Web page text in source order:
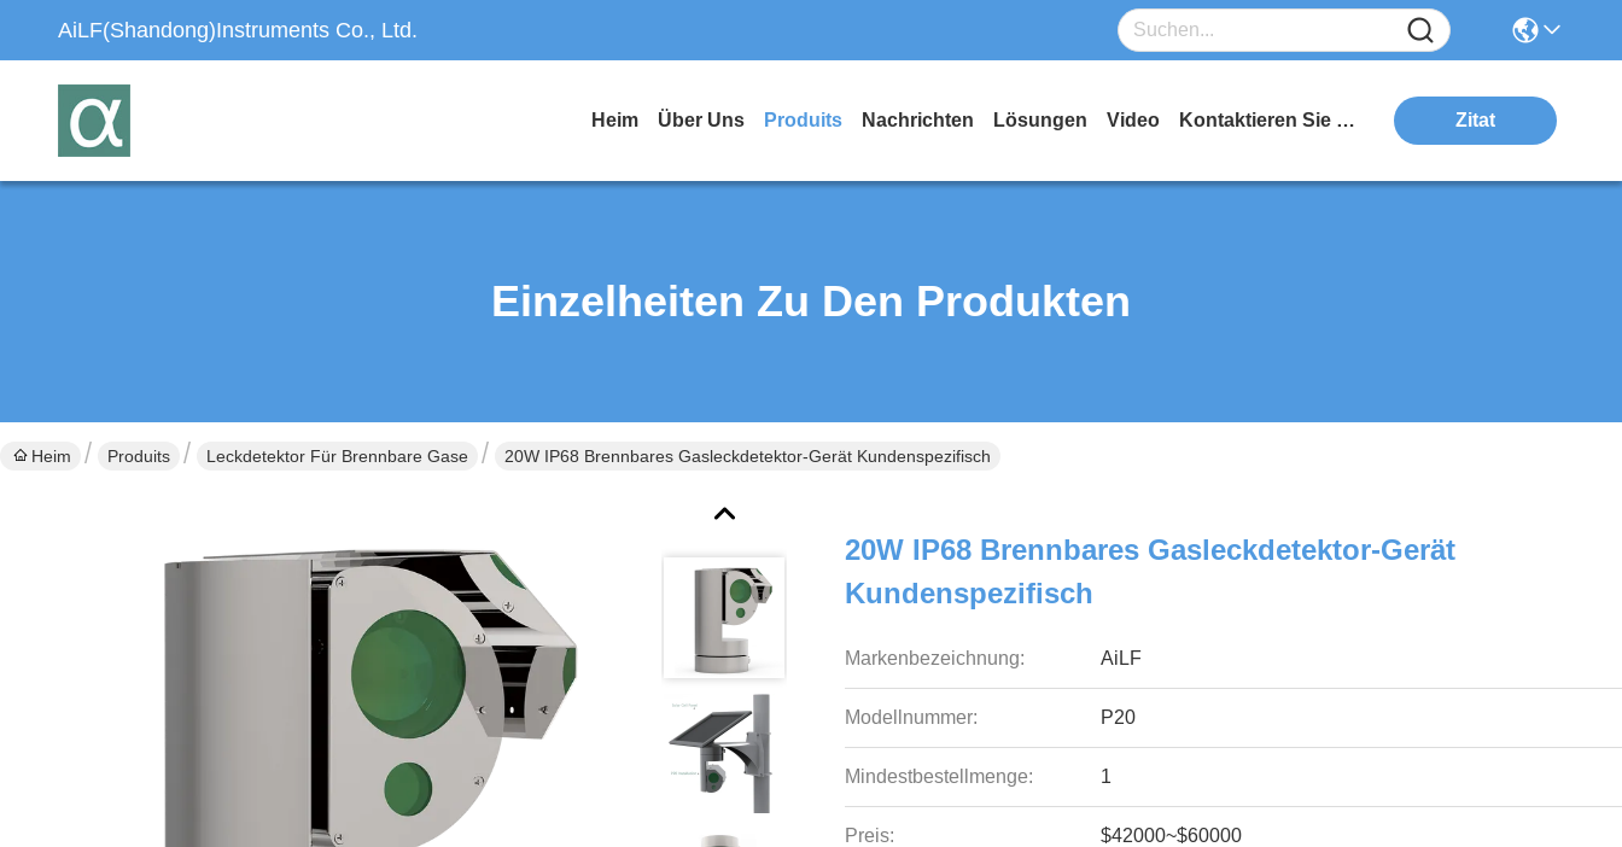
AiLF(Shandong)Instruments Co., Ltd.
Heim Über Uns Produits Nachrichten Lösungen Video Kontaktieren Sie Uns Zitat
Einzelheiten Zu Den Produkten
Heim Produits Leckdetektor Für Brennbare Gase 20W IP68 Brennbares Gasleckdetektor-Gerät Kundenspezifisch
20W IP68 Brennbares Gasleckdetektor-Gerät
Kundenspezifisch
Markenbezeichnung: AiLF
Modellnummer: P20
Mindestbestellmenge: 1
Preis: $42000~$60000